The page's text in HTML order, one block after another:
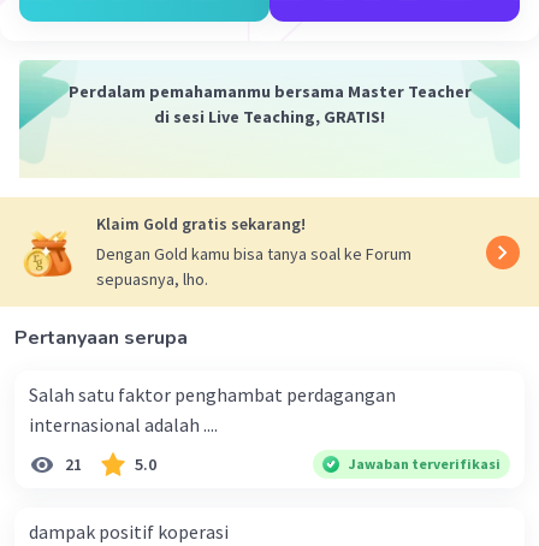
Iklan
Perdalam pemahamanmu bersama Master Teacher
di sesi Live Teaching, GRATIS!
Klaim Gold gratis sekarang!
Dengan Gold kamu bisa tanya soal ke Forum
sepuasnya, lho.
Pertanyaan serupa
Salah satu faktor penghambat perdagangan
internasional adalah ....
21 5.0 Jawaban terverifikasi
dampak positif koperasi